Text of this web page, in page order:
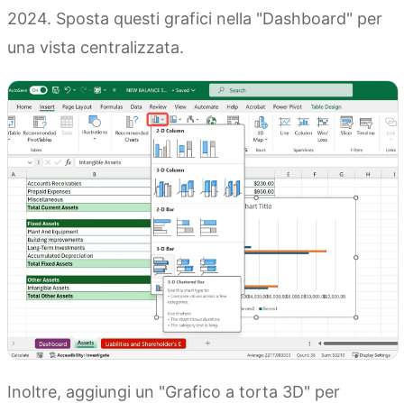
2024. Sposta questi grafici nella "Dashboard" per
una vista centralizzata.
Inoltre, aggiungi un "Grafico a torta 3D" per